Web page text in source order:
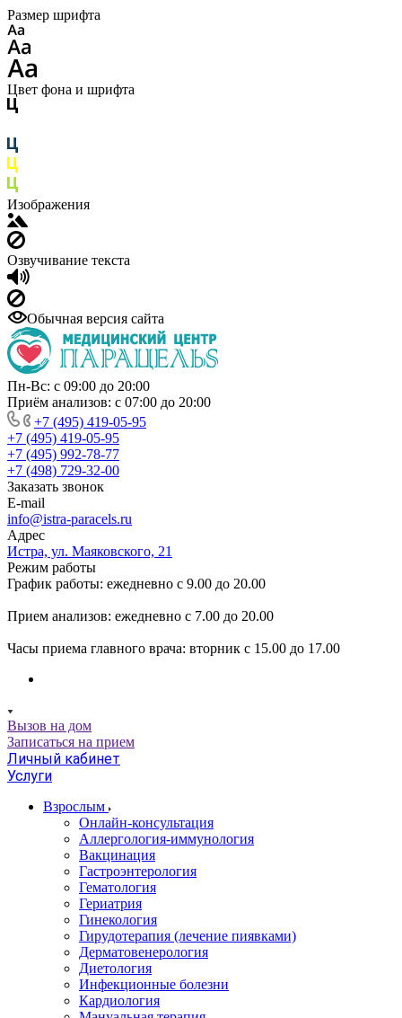
Размер шрифта
Цвет фона и шрифта
Изображения
Озвучивание текста
Обычная версия сайта
Пн-Вс: с 09:00 до 20:00
Приём анализов: с 07:00 до 20:00
+7 (495) 419-05-95
+7 (495) 419-05-95
+7 (495) 992-78-77
+7 (498) 729-32-00
Заказать звонок
E-mail
info@istra-paracels.ru
Адрес
Истра, ул. Маяковского, 21
Режим работы
График работы: ежедневно с 9.00 до 20.00
Прием анализов: ежедневно с 7.00 до 20.00
Часы приема главного врача: вторник с 15.00 до 17.00
Вызов на дом
Записаться на прием
Личный кабинет
Услуги
Взрослым
Онлайн-консультация
Аллергология-иммунология
Вакцинация
Гастроэнтерология
Гематология
Гериатрия
Гинекология
Гирудотерапия (лечение пиявками)
Дерматовенерология
Диетология
Инфекционные болезни
Кардиология